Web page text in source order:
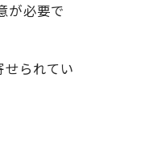
が必要で
られてい